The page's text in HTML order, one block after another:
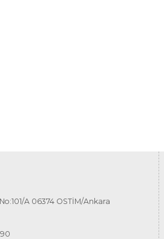
A 06374 OSTİM/Ankara